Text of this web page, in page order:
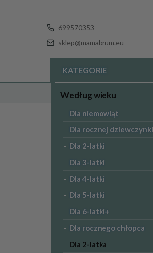
699570353
sklep@mamabrum.eu
KATEGORIE
Według wieku
Dla niemowląt
Dla rocznej dziewczynki
Dla 2-latki
Dla 3-latki
Dla 4-latki
Dla 5-latki
Dla 6-latki+
Dla rocznego chłopca
Dla 2-latka